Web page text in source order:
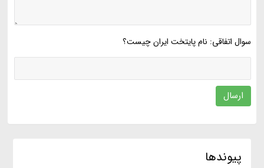
سوال اتفاقی: نام پایتخت ایران چیست؟
ارسال
پیوندها